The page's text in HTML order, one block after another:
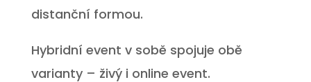
distanční formou.
Hybridní event v sobě spojuje obě
varianty – živý i online event.